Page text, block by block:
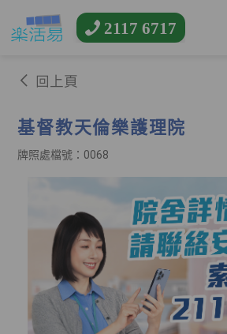
2117 6717
回上頁
基督教天倫樂護理院
牌照處檔號：0068